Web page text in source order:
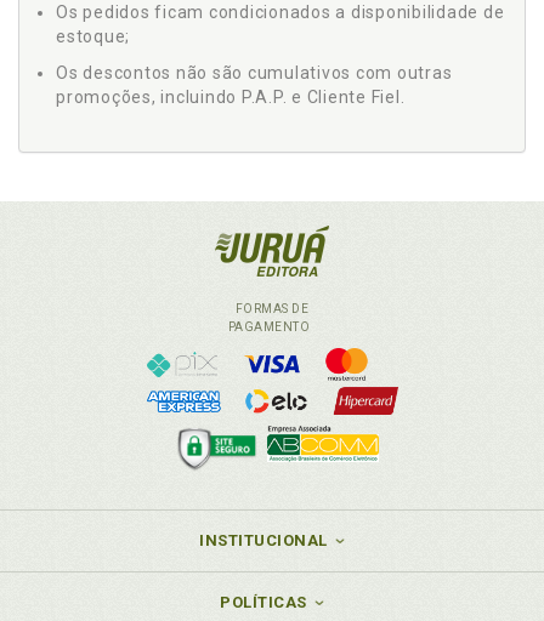
Os pedidos ficam condicionados a disponibilidade de
estoque;
Os descontos não são cumulativos com outras
promoções, incluindo P.A.P. e Cliente Fiel.
FORMAS DE
PAGAMENTO
INSTITUCIONAL
POLÍTICAS